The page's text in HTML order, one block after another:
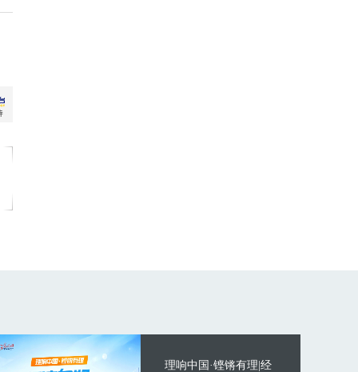
理响中国·铿锵有理|经